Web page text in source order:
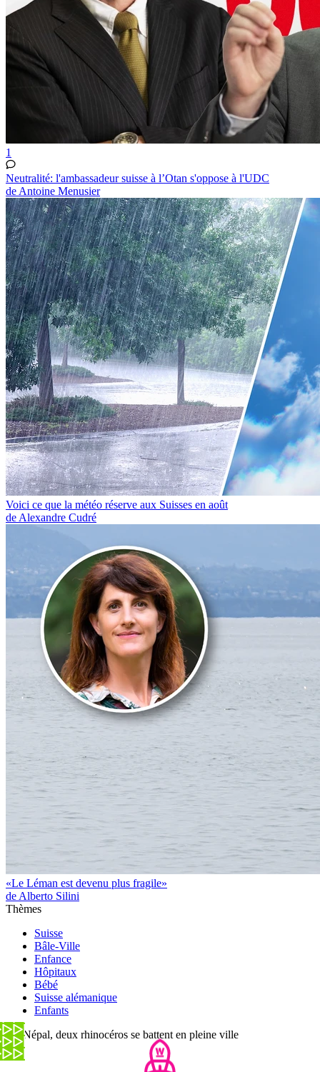
1
Neutralité: l'ambassadeur suisse à l’Otan s'oppose à l'UDC
de Antoine Menusier
Voici ce que la météo réserve aux Suisses en août
de Alexandre Cudré
«Le Léman est devenu plus fragile»
de Alberto Silini
Thèmes
Suisse
Bâle-Ville
Enfance
Hôpitaux
Bébé
Suisse alémanique
Enfants
Au Népal, deux rhinocéros se battent en pleine ville